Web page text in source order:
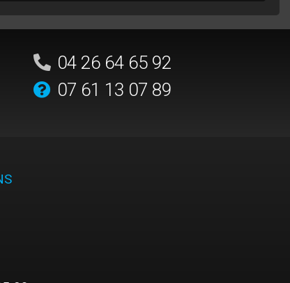
04 26 64 65 92
07 61 13 07 89